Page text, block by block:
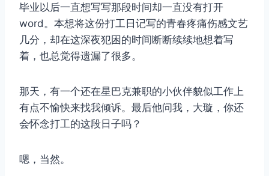
毕业以后一直想写写那段时间却一直没有打开
word。本想将这份打工日记写的青春疼痛伤感文艺
几分，却在这深夜犯困的时间断断续续地想着写
着，也总觉得遗漏了很多。
那天，有一个还在星巴克兼职的小伙伴貌似工作上
有点不愉快来找我倾诉。最后他问我，大璇，你还
会怀念打工的这段日子吗？
嗯，当然。